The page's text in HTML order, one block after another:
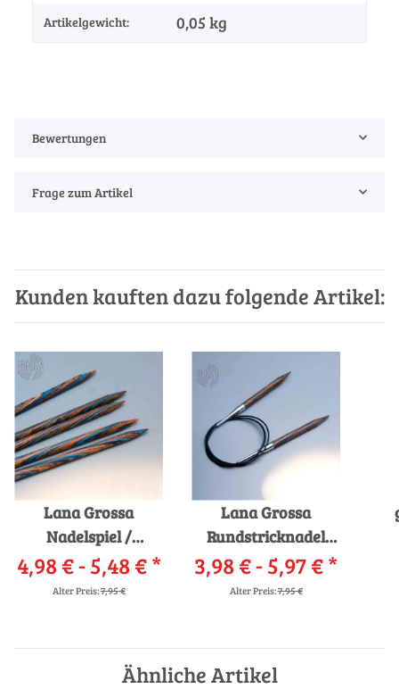
Artikelgewicht: 0,05 kg
Bewertungen
Frage zum Artikel
Kunden kauften dazu folgende Artikel:
Lana Grossa
Nadelspiel /
Strumpfstricknadeln
Design-Holz
4,98 € -5,48 €*
Alter Preis:7,95 €
Lana Grossa
Rundstricknadel
Design-Holz
3,98 € -5,97 €*
Alter Preis:7,95 €
Ähnliche Artikel